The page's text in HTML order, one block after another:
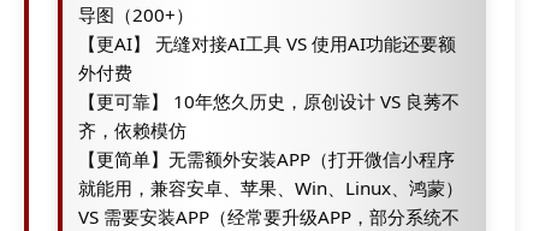
导图（200+）
【更AI】 无缝对接AI工具 VS 使用AI功能还要额
外付费
【更可靠】 10年悠久历史，原创设计 VS 良莠不
齐，依赖模仿
【更简单】无需额外安装APP（打开微信小程序
就能用，兼容安卓、苹果、Win、Linux、鸿蒙）
VS 需要安装APP（经常要升级APP，部分系统不